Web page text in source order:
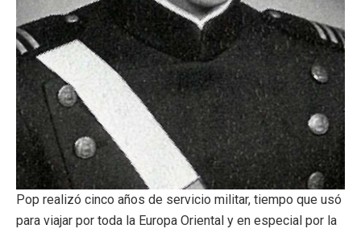
Pop realizó cinco años de servicio militar, tiempo que usó
para viajar por toda la Europa Oriental y en especial por la